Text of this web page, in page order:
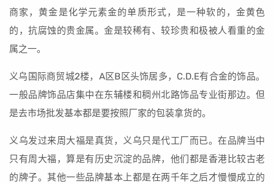
商家，黄金是化学元素金的单质形式，是一种软的，金黄色
的，抗腐蚀的贵金属。金是较稀有、较珍贵和极被人看重的金
属之一。
义乌国际商贸城2楼，A区B区头饰居多，C.D.E有合金的饰品。
一般品牌饰品店集中在东辅楼和稠州北路饰品专业街那边。但
是去市场批发基本都是要按照厂家的包装拿货的。
义乌发过来周大福是真货，义乌只是代工厂而已。在品牌当中
只有周大福，算是有历史沉淀的品牌，他们都是香港比较古老
的牌子。其他一些品牌基本上都是在两千年之后才慢慢成立的